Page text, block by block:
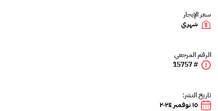
سعر الإيجار
شهري
الرقم المرجعي
# 15757
تاريخ النشر:
١٥ نوفمبر ٢٠٢٤